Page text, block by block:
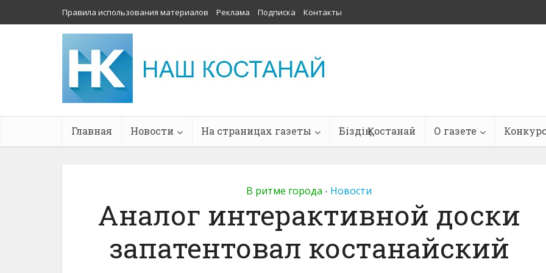
Правила использования материалов Реклама Подписка Контакты
Главная Новости На страницах газеты Біздің Қостанай О газете
В ритме города • Новости
Аналог интерактивной доски
запатентовал костанайский